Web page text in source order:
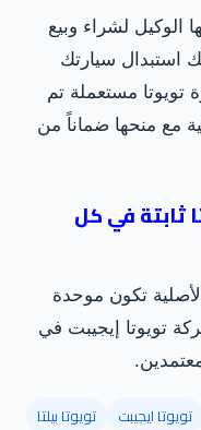
الوكيل لشراء وبيع
استبدال سيارتك
تويوتا مستعملة تم
مع منحها ضماناً من
ثابتة في كل
تكون موحدة
تويوتا إيجيبت في
تويوتا ايجيبت
تويوتا بيلتا